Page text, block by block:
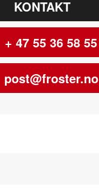
KONTAKT
+ 47 55 36 58 55
post@froster.no